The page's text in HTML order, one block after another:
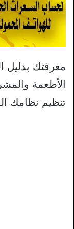
معرفتك بدليل
الأطعمة
تنظيم نظامك